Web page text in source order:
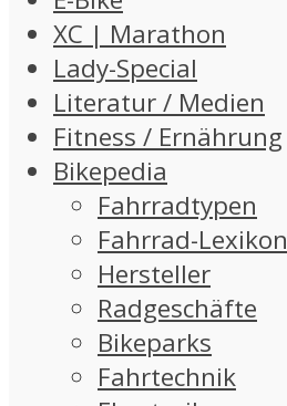
XC | Marathon
Lady-Special
Literatur / Medien
Fitness / Ernährung
Bikepedia
Fahrradtypen
Fahrrad-Lexikon
Hersteller
Radgeschäfte
Bikeparks
Fahrtechnik